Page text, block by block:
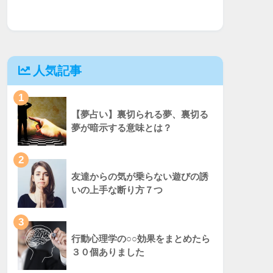
人気記事
1
【夢占い】裏切られる夢、裏切る
夢が暗示する意味とは？
2
友達からの気が乗らない遊びの誘
いの上手な断り方７つ
3
行動心理学の○○効果をまとめたら
３０個ありました